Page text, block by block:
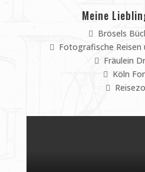
Meine
Brösels
Fotografische Reisen
Fräulein
Köln